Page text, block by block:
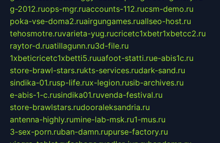
g-2012.ruops-mgr.ruaccounts-112.rucsm-demo.ru
poka-vse-doma2.ruairgungames.ruallseo-host.ru
tehosmotre.ruvarieta-yug.rucricetc1xbetr1xbetcc2.ru
raytor-d.ruatillagunn.ru3d-file.ru
1xbeticricetc1xbetti5.ruuafoot-statti.rue-abis1c.ru
store-brawl-stars.rukts-services.rudark-sand.ru
sindika-01.rusp-life.rux-legion.rusib-archives.ru
e-abis-1-c.rusindika01.ruvenda-festival.ru
store-brawlstars.rudooraleksandria.ru
antenna-highly.rumine-lab-msk.ru1-mus.ru
3-sex-porn.ruban-damn.rupurse-factory.ru